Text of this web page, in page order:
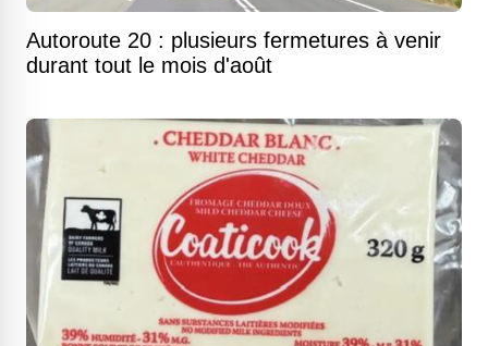
Autoroute 20 : plusieurs fermetures à venir
durant tout le mois d'août